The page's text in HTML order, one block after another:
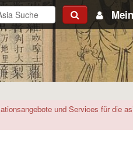
und Services für die